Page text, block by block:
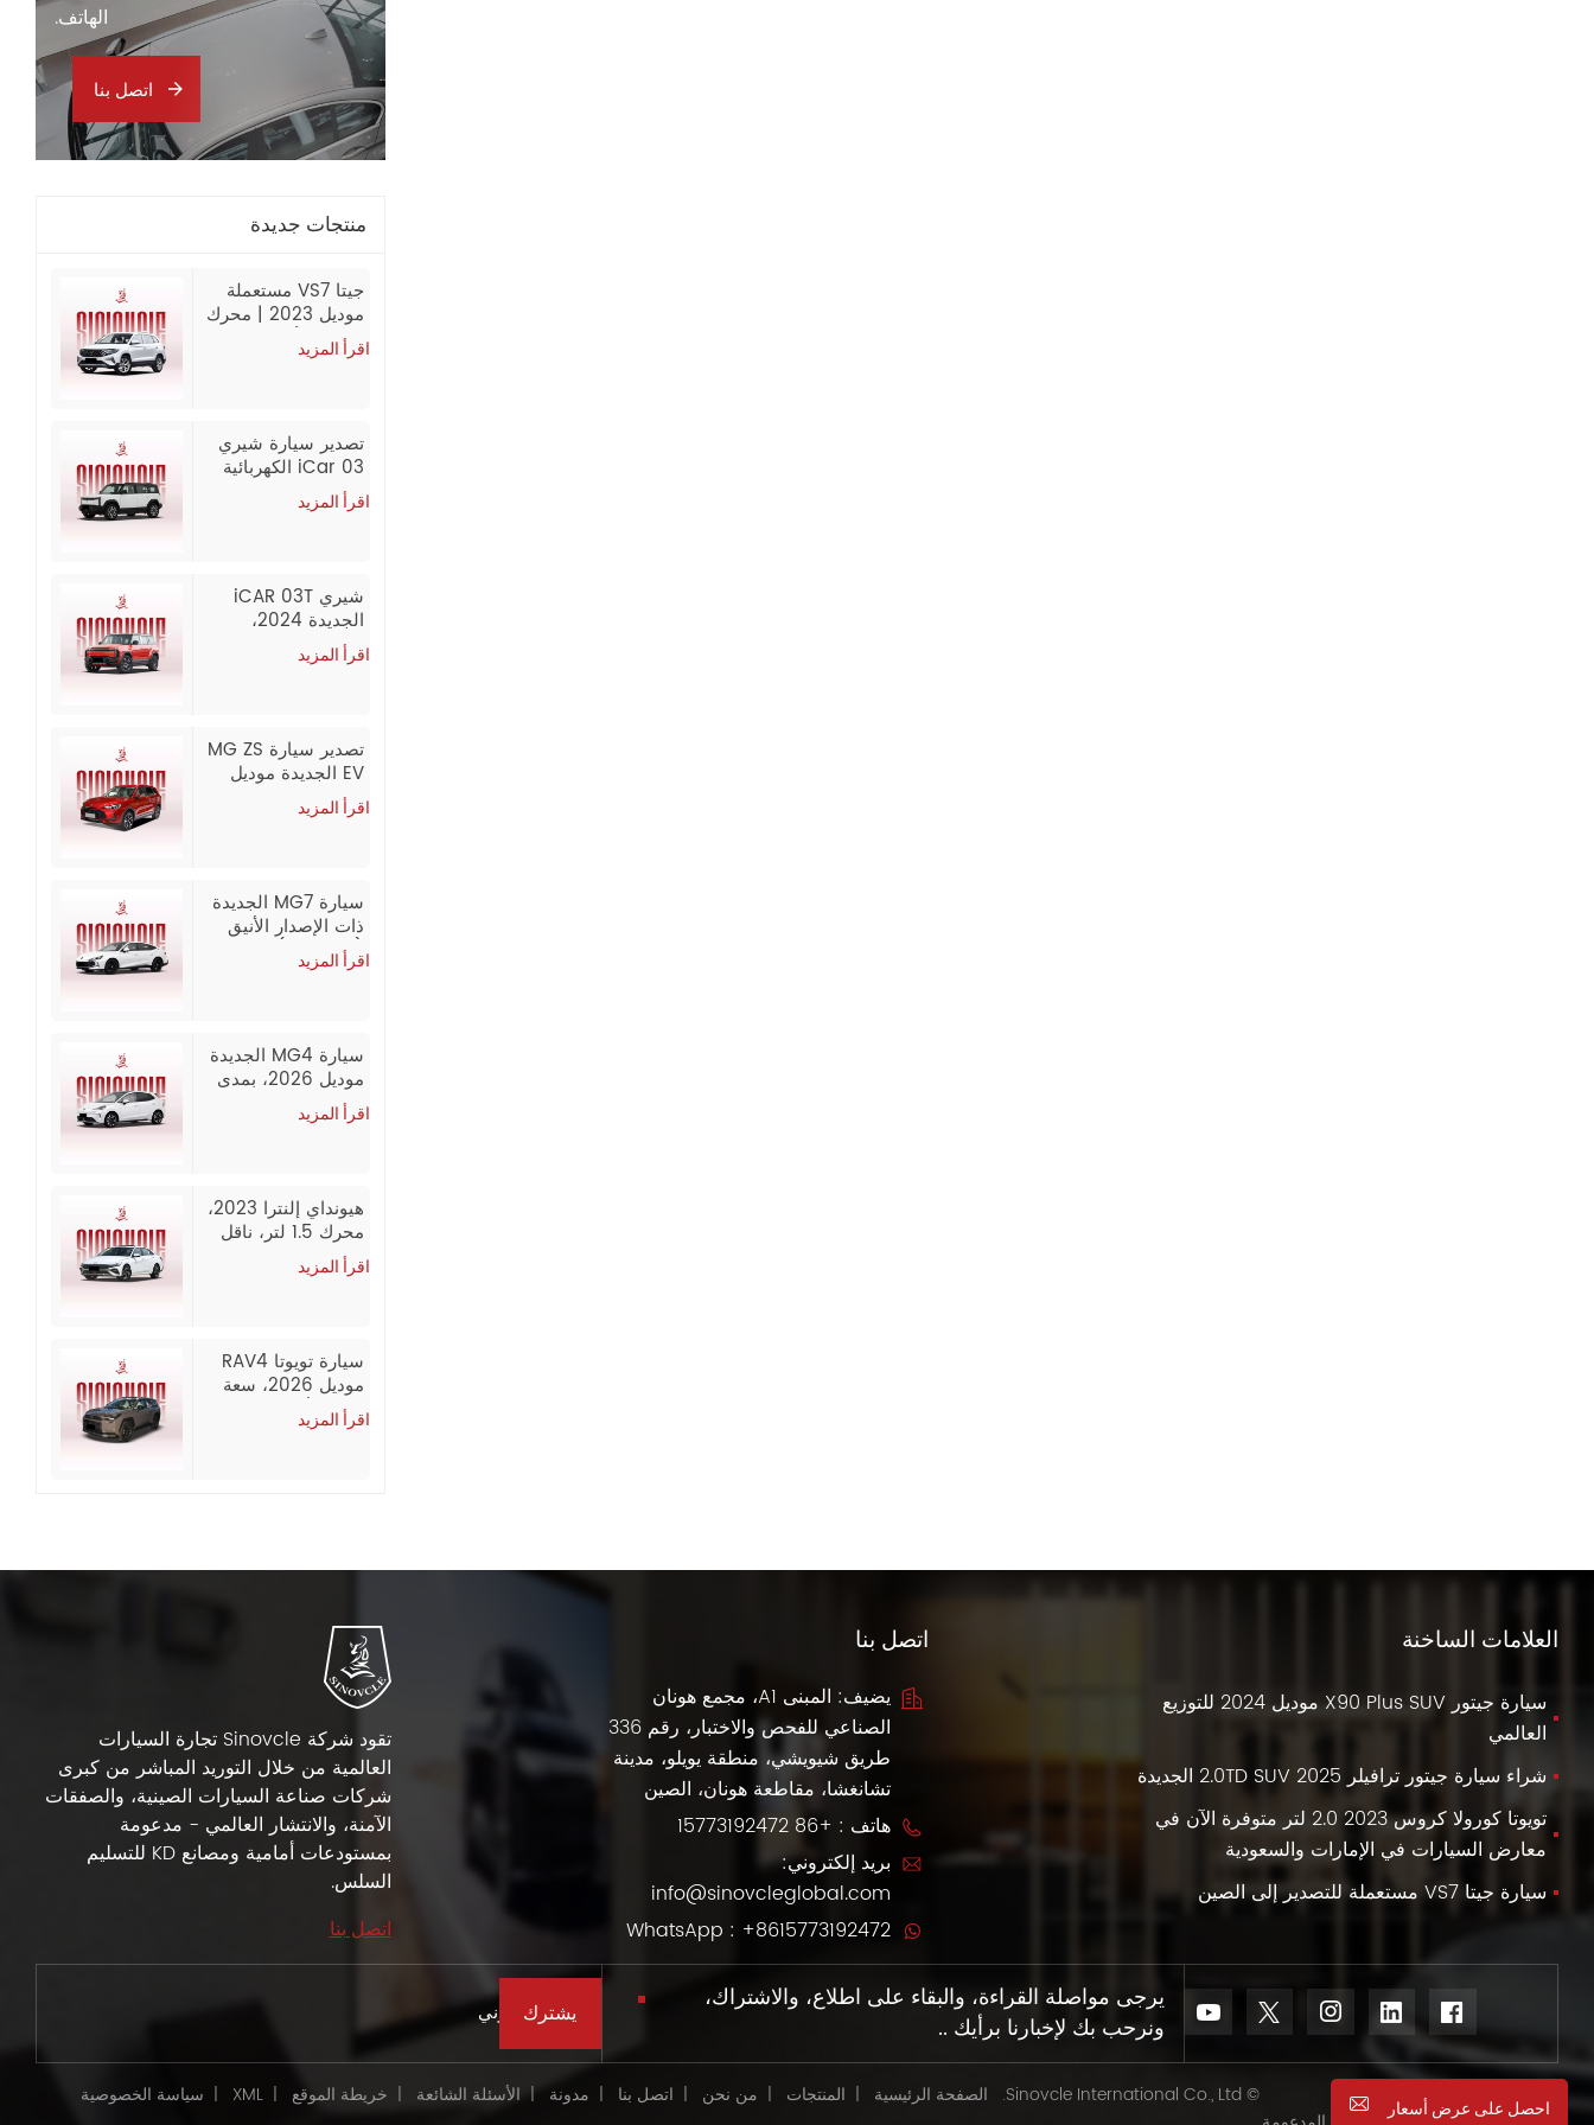
الهاتف.
اتصل بنا
منتجات جديدة
جيتا VS7 مستعملة
موديل 2023 | محرك
اقرأ المزيد
تصدير سيارة شيري
iCar 03 الكهربائية
بالجملة من الصين
اقرأ المزيد
شيري iCAR 03T
الجديدة 2024،
سيارة دفع رباعي
كهربائية طويلة
اقرأ المزيد
تصدير سيارة MG ZS
EV الجديدة موديل
الصين
اقرأ المزيد
سيارة MG7 الجديدة
ذات الإصدار الأنيق
اقرأ المزيد
سيارة MG4 الجديدة
موديل 2026، بمدى
(CLTC)، إصدار
بالكامل وبسعر
معقول، تصدير
بالجملة من الصين
اقرأ المزيد
هيونداي إلنترا 2023،
محرك 1.5 لتر، ناقل
Elite، بنزين، سيارةاقرأ المزيد
سيارة تويوتا RAV4
موديل 2026، سعة
رباعي، إصدار فاخر،
اقرأ المزيد
تقود شركة Sinovcle تجارة السيارات
العالمية من خلال التوريد المباشر من كبرى
شركات صناعة السيارات الصينية، والصفقات
الآمنة، والانتشار العالمي - مدعومة
بمستودعات أمامية ومصانع KD للتسليم
السلس.
اتصل بنا
اتصل بنا
يضيف: المبنى A1، مجمع هونان
الصناعي للفحص والاختبار، رقم 336
طريق شيويشي، منطقة يويلو، مدينة
تشانغشا، مقاطعة هونان، الصين
هاتف : +86 15773192472
بريد إلكتروني:
info@sinovcleglobal.com
WhatsApp : +8615773192472
العلامات الساخنة
سيارة جيتور X90 Plus SUV موديل 2024 للتوزيع
العالمي
شراء سيارة جيتور ترافيلر 2025 2.0TD SUV الجديدة
تويوتا كورولا كروس 2023 2.0 لتر متوفرة الآن في
معارض السيارات في الإمارات والسعودية
سيارة جيتا VS7 مستعملة للتصدير إلى الصين
يرجى مواصلة القراءة، والبقاء على اطلاع، والاشتراك،
ونرحب بك لإخبارنا برأيك ..
© Sinovcle International Co., Ltd. الصفحة الرئيسية | المنتجات | من نحن | اتصل بنا | مدونة | الأسئلة الشائعة | خريطة الموقع |
XML
| سياسة الخصوصية
احصل على عرض أسعار